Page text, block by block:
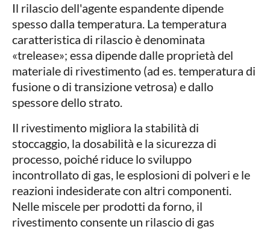
Il rilascio dell'agente espandente dipende
spesso dalla temperatura. La temperatura
caratteristica di rilascio è denominata
«trelease»; essa dipende dalle proprietà del
materiale di rivestimento (ad es. temperatura di
fusione o di transizione vetrosa) e dallo
spessore dello strato.
Il rivestimento migliora la stabilità di
stoccaggio, la dosabilità e la sicurezza di
processo, poiché riduce lo sviluppo
incontrollato di gas, le esplosioni di polveri e le
reazioni indesiderate con altri componenti.
Nelle miscele per prodotti da forno, il
rivestimento consente un rilascio di gas